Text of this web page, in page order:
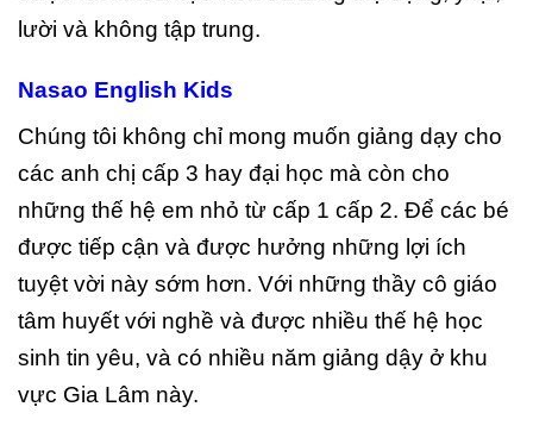
lười và không tập trung.
Nasao English Kids
Chúng tôi không chỉ mong muốn giảng dạy cho
các anh chị cấp 3 hay đại học mà còn cho
những thế hệ em nhỏ từ cấp 1 cấp 2. Để các bé
được tiếp cận và được hưởng những lợi ích
tuyệt vời này sớm hơn. Với những thầy cô giáo
tâm huyết với nghề và được nhiều thế hệ học
sinh tin yêu, và có nhiều năm giảng dậy ở khu
vực Gia Lâm này.